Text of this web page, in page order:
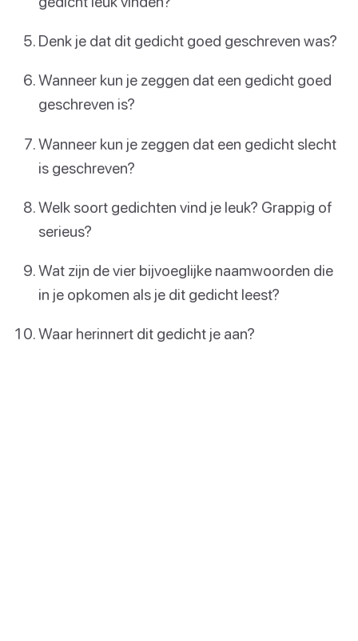
Denk je dat dit gedicht goed geschreven was?
Wanneer kun je zeggen dat een gedicht goed
geschreven is?
Wanneer kun je zeggen dat een gedicht slecht
is geschreven?
Welk soort gedichten vind je leuk? Grappig of
serieus?
Wat zijn de vier bijvoeglijke naamwoorden die
in je opkomen als je dit gedicht leest?
Waar herinnert dit gedicht je aan?